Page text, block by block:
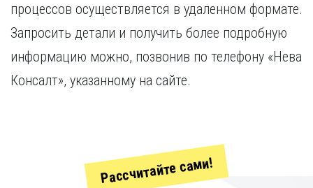
процессов осуществляется в удаленном формате.
Запросить детали и получить более подробную
информацию можно, позвонив по телефону «Нева
Консалт», указанному на сайте.
Рассчитайте сами!